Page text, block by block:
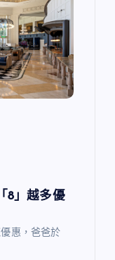
8」越多優
惠，爸爸於